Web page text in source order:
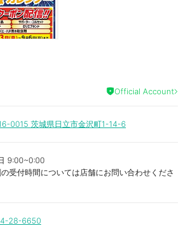
Official Account
0015 茨城県日立市金沢町1-14-6
9:00~0:00
受付時間については店舗にお問い合わせくださ
28-6650